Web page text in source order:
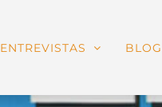
ENTREVISTAS BLOG